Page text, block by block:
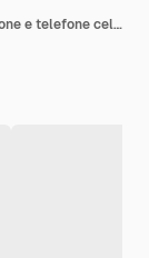
Jovem asiático usando ou falando smartphone e telefone celular com uma cara feliz em fundo branco